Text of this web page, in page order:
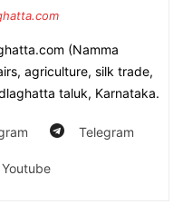
(Namma
agriculture, silk trade,
taluk, Karnataka.
Telegram
Youtube